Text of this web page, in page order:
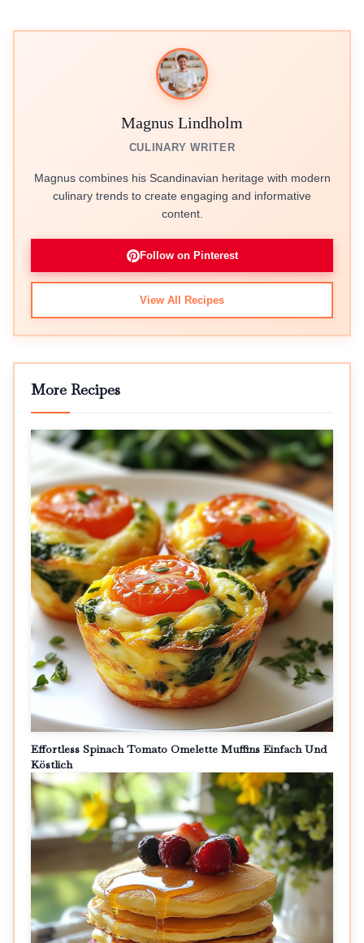
Magnus Lindholm
CULINARY WRITER
Magnus combines his Scandinavian heritage with modern
culinary trends to create engaging and informative
content.
Follow on Pinterest
View All Recipes
More Recipes
Effortless Spinach Tomato Omelette Muffins Einfach Und
Köstlich